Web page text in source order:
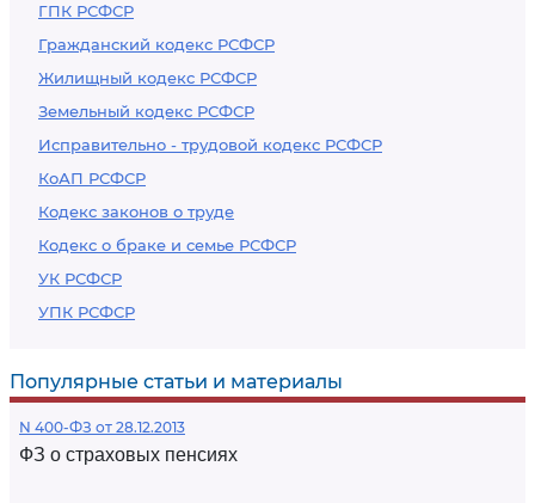
ГПК РСФСР
Гражданский кодекс РСФСР
Жилищный кодекс РСФСР
Земельный кодекс РСФСР
Исправительно - трудовой кодекс РСФСР
КоАП РСФСР
Кодекс законов о труде
Кодекс о браке и семье РСФСР
УК РСФСР
УПК РСФСР
Популярные статьи и материалы
N 400-ФЗ от 28.12.2013
ФЗ о страховых пенсиях